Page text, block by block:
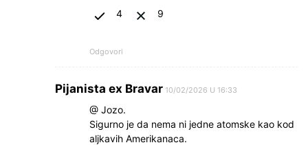
4 9
Odgovori
Pijanista ex Bravar 10/02/2026 U 16:33
@ Jozo.
Sigurno je da nema ni jedne atomske kao kod
aljkavih Amerikanaca.